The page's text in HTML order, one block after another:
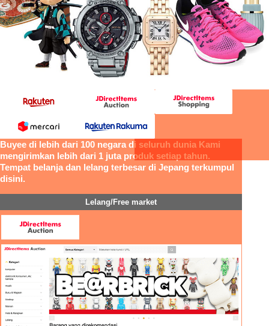
Buyee di lebih dari 100 negara di seluruh dunia Kami
mengirimkan lebih dari 1 juta produk setiap tahun.
Tempat belanja dan lelang terbesar di Jepang terkumpul
disini.
Lelang/Free market